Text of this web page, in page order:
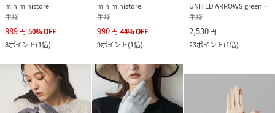
miniministore
手袋
889円 50%OFF
8ポイント(1倍)
miniministore
手袋
990円 44%OFF
9ポイント(1倍)
UNITED ARROWS green label relaxing
手袋
2,530円
23ポイント(1倍)